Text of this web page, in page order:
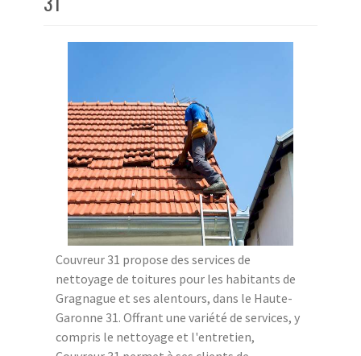
Couvreur 31 propose des services de
nettoyage de toitures pour les habitants de
Gragnague et ses alentours, dans le Haute-
Garonne 31. Offrant une variété de services, y
compris le nettoyage et l'entretien,